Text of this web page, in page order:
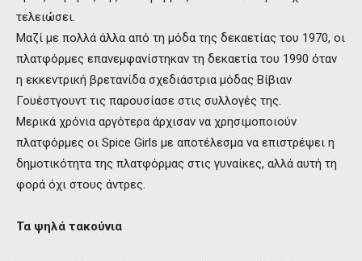
τελειώσει.
Μαζί με πολλά άλλα από τη μόδα της δεκαετίας του 1970, οι
πλατφόρμες επανεμφανίστηκαν τη δεκαετία του 1990 όταν
η εκκεντρική βρετανίδα σχεδιάστρια μόδας Βίβιαν
Γουέστγουντ τις παρουσίασε στις συλλογές της.
Μερικά χρόνια αργότερα άρχισαν να χρησιμοποιούν
πλατφόρμες οι Spice Girls με αποτέλεσμα να επιστρέψει η
δημοτικότητα της πλατφόρμας στις γυναίκες, αλλά αυτή τη
φορά όχι στους άντρες.
Τα ψηλά τακούνια